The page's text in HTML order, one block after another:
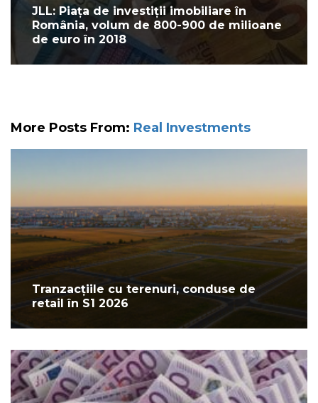
JLL: Piața de investiții imobiliare în
România, volum de 800-900 de milioane
de euro în 2018
More Posts From: Real Investments
Tranzacțiile cu terenuri, conduse de
retail în S1 2026